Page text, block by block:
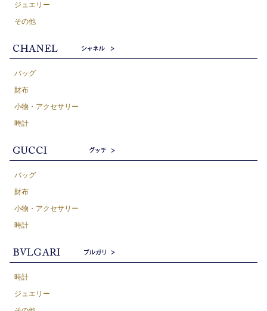
ジュエリー
その他
バッグ
財布
小物・アクセサリー
時計
バッグ
財布
小物・アクセサリー
時計
時計
ジュエリー